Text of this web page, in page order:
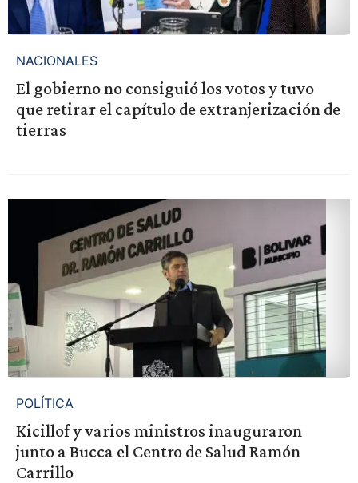
NACIONALES
El gobierno no consiguió los votos y tuvo
que retirar el capítulo de extranjerización de
tierras
POLÍTICA
Kicillof y varios ministros inauguraron
junto a Bucca el Centro de Salud Ramón
Carrillo